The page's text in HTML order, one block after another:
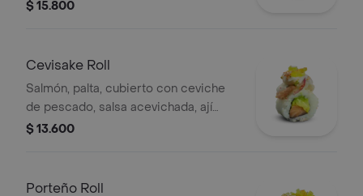
$ 15.800
Cevisake Roll
Salmón, palta, cubierto con ceviche
de pescado, salsa acevichada, ají
verde, servido con limón sutíl.
$ 13.600
Porteño Roll